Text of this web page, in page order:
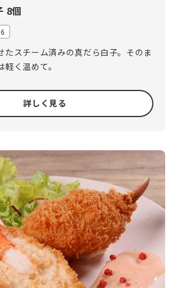
8個
たスチーム済みの真だら白子。そのま
く温めて。
詳しく見る